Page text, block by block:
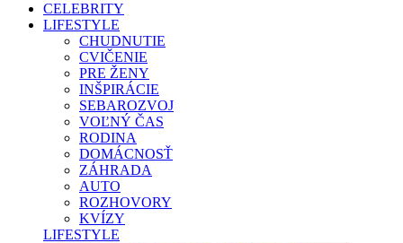
CELEBRITY
LIFESTYLE
CHUDNUTIE
CVIČENIE
PRE ŽENY
INŠPIRÁCIE
SEBAROZVOJ
VOĽNÝ ČAS
RODINA
DOMÁCNOSŤ
ZÁHRADA
AUTO
ROZHOVORY
KVÍZY
LIFESTYLE